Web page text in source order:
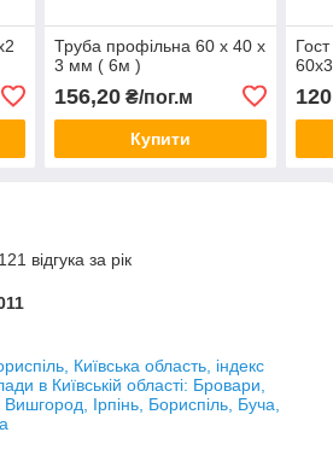
Труба профільна 60 х 40 х
3 мм ( 6м )
156,20₴/пог.м
Купити
120
відгука за рік
Київська область, індекс
в Київській області: Бровари,
Ірпінь, Бориспіль, Буча,